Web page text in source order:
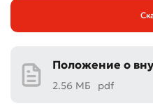
Положение о
2.56 МБ pdf